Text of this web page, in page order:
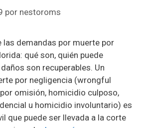
por nestoroms
las demandas por muerte por
qué son, quién puede
son recuperables. Un
por negligencia (wrongful
omisión, homicidio culposo,
u homicidio involuntario) es
que puede ser llevada a la corte